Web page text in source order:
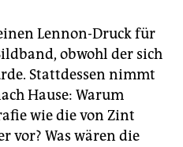
Lennon-Druck für
obwohl der sich
Stattdessen nimmt
Hause: Warum
wie die von Zint
vor? Was wären die